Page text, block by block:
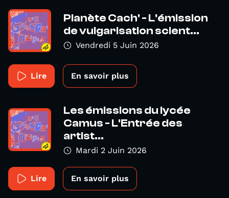
Planète Cach' - L'émission
de vulgarisation scient...
Vendredi 5 Juin 2026
Lire En savoir plus
Les émissions du lycée
Camus - L'Entrée des
artist...
Mardi 2 Juin 2026
Lire En savoir plus